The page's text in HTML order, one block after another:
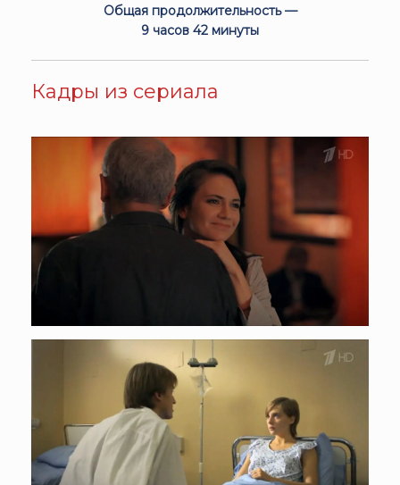
Общая продолжительность —
9 часов 42 минуты
Кадры из сериала